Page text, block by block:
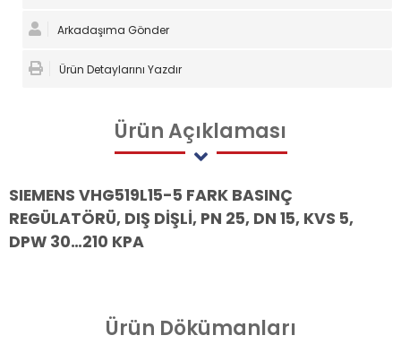
Arkadaşıma Gönder
Ürün Detaylarını Yazdır
ÜrünAçıklaması
SIEMENS VHG519L15-5 FARK BASINÇ
REGÜLATÖRÜ, DIŞ DİŞLİ, PN 25, DN 15, KVS 5,
DPW 30…210 KPA
Ürün Dökümanları